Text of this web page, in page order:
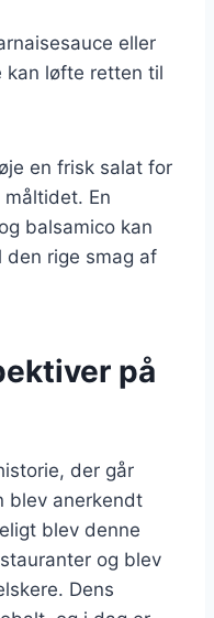
eller
kan løfte retten til
en frisk salat for
En
balsamico kan
rige smag af
på
der går
blev anerkendt
blev denne
og blev
Dens